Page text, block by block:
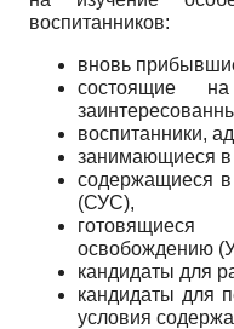
воспитанников:
вновь
состоящие
воспитанники,
занимающиеся в
содержащиеся в
(СУС),
освобождению
кандидаты для
кандидаты для
условия